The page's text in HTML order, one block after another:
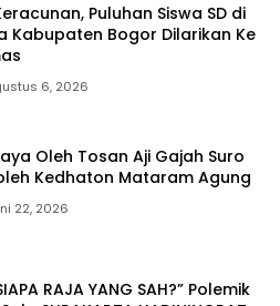
Puluhan Siswa SD di
Kabupaten Bogor Dilarikan Ke
6, 2026
Oleh Tosan Aji Gajah Suro
Kedhaton Mataram Agung
22, 2026
RAJA YANG SAH?” Polemik